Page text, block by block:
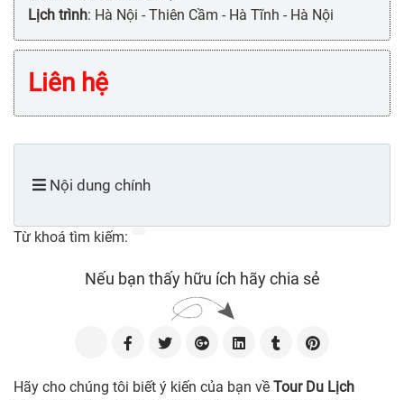
Lịch trình: Hà Nội - Thiên Cầm - Hà Tĩnh - Hà Nội
Liên hệ
Nội dung chính
Từ khoá tìm kiếm:
Nếu bạn thấy hữu ích hãy chia sẻ
Hãy cho chúng tôi biết ý kiến của bạn về Tour Du Lịch